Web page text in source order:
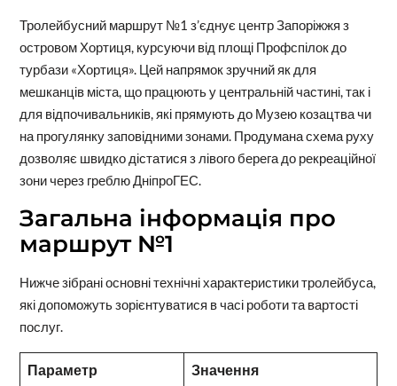
Тролейбусний маршрут №1 з’єднує центр Запоріжжя з
островом Хортиця, курсуючи від площі Профспілок до
турбази «Хортиця». Цей напрямок зручний як для
мешканців міста, що працюють у центральній частині, так і
для відпочивальників, які прямують до Музею козацтва чи
на прогулянку заповідними зонами. Продумана схема руху
дозволяє швидко дістатися з лівого берега до рекреаційної
зони через греблю ДніпроГЕС.
Загальна інформація про
маршрут №1
Нижче зібрані основні технічні характеристики тролейбуса,
які допоможуть зорієнтуватися в часі роботи та вартості
послуг.
Параметр Значення